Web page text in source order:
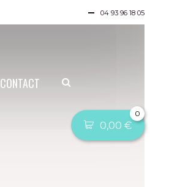
04 93 96 18 05
CONTACT
0
0,00 €